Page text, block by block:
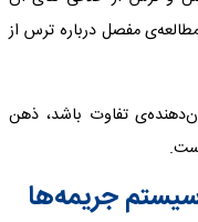
مفصل درباره ترس از
تفاوت باشد، ذهن
جریمه‌ها